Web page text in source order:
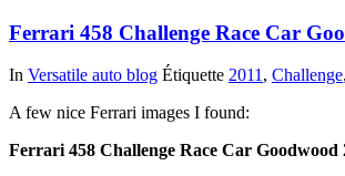
Ferrari 458 Challenge Race Car
In Versatile auto blog Étiquette 2011 , Challenge,
A few nice Ferrari images I found:
Ferrari 458 Challenge Race Car Goodwood